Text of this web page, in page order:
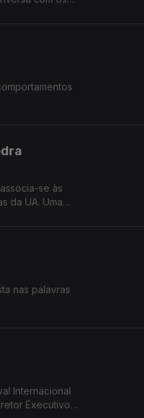
se às
da UA. Uma
nas palavras
Internacional